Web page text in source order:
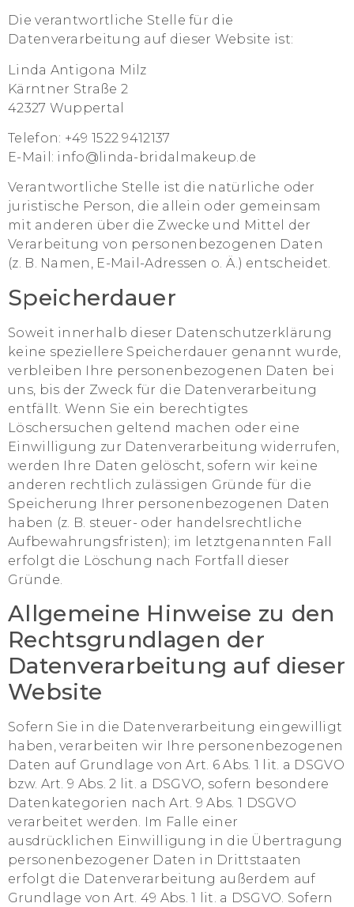
Die verantwortliche Stelle für die
Datenverarbeitung auf dieser Website ist:
Linda Antigona Milz
Kärntner Straße 2
42327 Wuppertal
Telefon: +49 1522 9412137
E-Mail: info@linda-bridalmakeup.de
Verantwortliche Stelle ist die natürliche oder
juristische Person, die allein oder gemeinsam
mit anderen über die Zwecke und Mittel der
Verarbeitung von personenbezogenen Daten
(z. B. Namen, E-Mail-Adressen o. Ä.) entscheidet.
Speicherdauer
Soweit innerhalb dieser Datenschutzerklärung
keine speziellere Speicherdauer genannt wurde,
verbleiben Ihre personenbezogenen Daten bei
uns, bis der Zweck für die Datenverarbeitung
entfällt. Wenn Sie ein berechtigtes
Löschersuchen geltend machen oder eine
Einwilligung zur Datenverarbeitung widerrufen,
werden Ihre Daten gelöscht, sofern wir keine
anderen rechtlich zulässigen Gründe für die
Speicherung Ihrer personenbezogenen Daten
haben (z. B. steuer- oder handelsrechtliche
Aufbewahrungsfristen); im letztgenannten Fall
erfolgt die Löschung nach Fortfall dieser
Gründe.
Allgemeine Hinweise zu den
Rechtsgrundlagen der
Datenverarbeitung auf dieser
Website
Sofern Sie in die Datenverarbeitung eingewilligt
haben, verarbeiten wir Ihre personenbezogenen
Daten auf Grundlage von Art. 6 Abs. 1 lit. a DSGVO
bzw. Art. 9 Abs. 2 lit. a DSGVO, sofern besondere
Datenkategorien nach Art. 9 Abs. 1 DSGVO
verarbeitet werden. Im Falle einer
ausdrücklichen Einwilligung in die Übertragung
personenbezogener Daten in Drittstaaten
erfolgt die Datenverarbeitung außerdem auf
Grundlage von Art. 49 Abs. 1 lit. a DSGVO. Sofern